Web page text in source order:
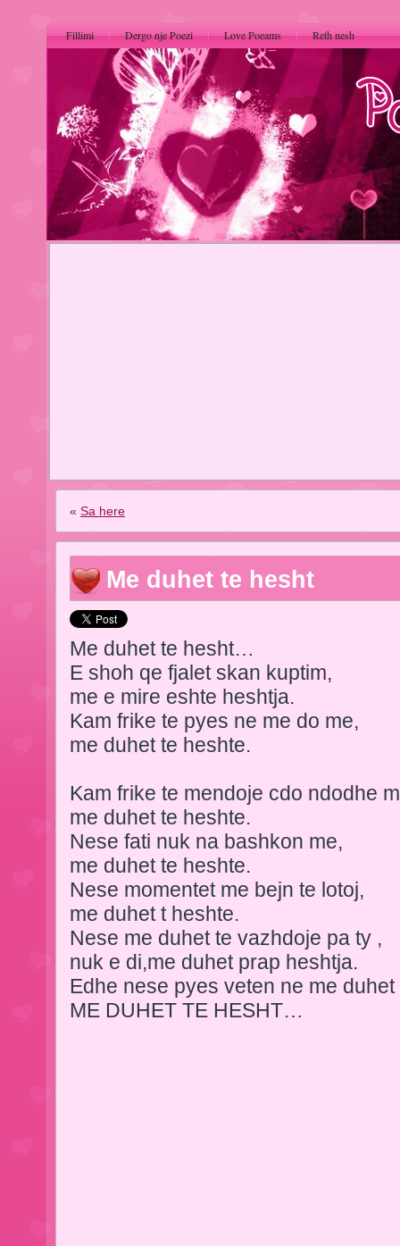
Fillimi Dergo nje Poezi Love Poeams Reth nesh
« Sa here
Me duhet te hesht
Me duhet te hesht…
E shoh qe fjalet skan kuptim,
me e mire eshte heshtja.
Kam frike te pyes ne me do me,
me duhet te heshte.
Kam frike te mendoje cdo ndodhe
me duhet te heshte.
Nese fati nuk na bashkon me,
me duhet te heshte.
Nese momentet me bejn te lotoj,
me duhet t heshte.
Nese me duhet te vazhdoje pa ty ,
nuk e di,me duhet prap heshtja.
Edhe nese pyes veten ne me duhet
ME DUHET TE HESHT…